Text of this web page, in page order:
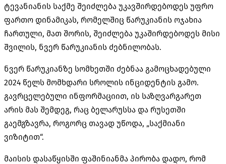
ტევანიანის საქმე შეიძლება უკავშირდებოდეს უფრო
ფართო დინამიკას, რომელშიც წარუკიანის ოჯახია
ჩართული, მათ შორის, შეიძლება უკაშირდებოდეს მისი
შვილის, ნვერ წარუკიანის ძებნილობას.
ნვერ წარუკიანზე სომხეთში ძებნაა გამოცხადებული
2024 წელს მომხდარი სროლის ინციდენტის გამო.
გავრცელებული ინფორმაციით, ის საზღვარგარეთ
არის მას შემდეგ, რაც ბელარუსსა და რუსეთში
გაემგზავრა, როგორც თავად უწოდა, „საქმიანი
ვიზიტით“.
მაისის დასაწყისში ფაშინიანმა პირობა დადო, რომ